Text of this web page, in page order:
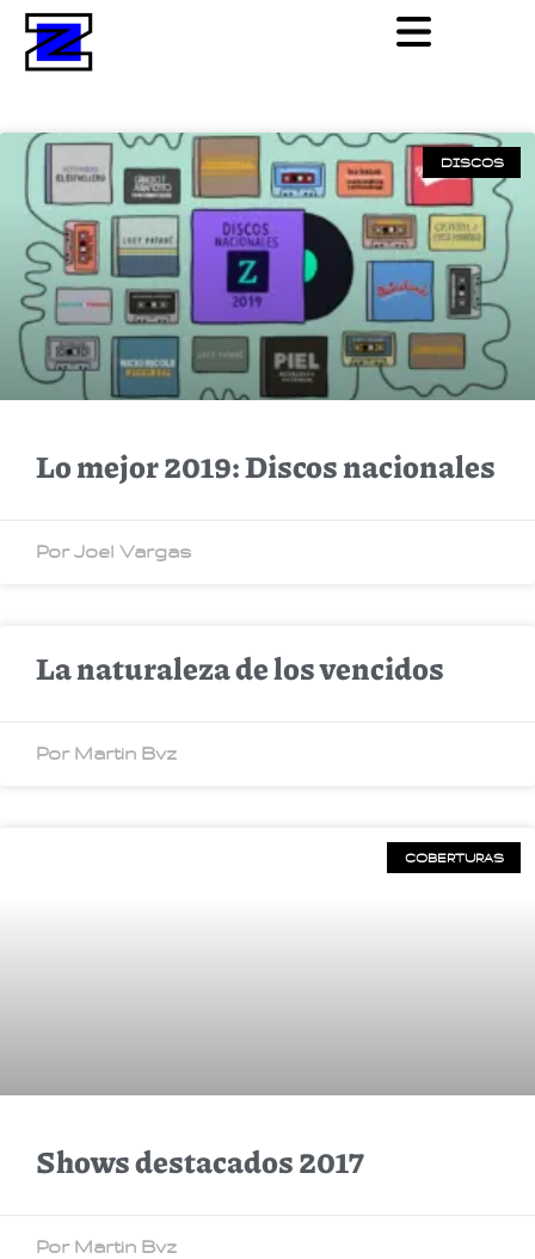
DISCOS
Lo mejor 2019: Discos nacionales
Por Joel Vargas
La naturaleza de los vencidos
Por Martin Bvz
COBERTURAS
Shows destacados 2017
Por Martin Bvz